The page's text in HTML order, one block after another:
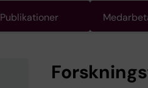
Publikationer